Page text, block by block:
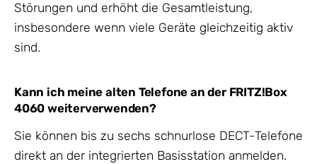
Störungen und erhöht die Gesamtleistung,
insbesondere wenn viele Geräte gleichzeitig aktiv
sind.
Kann ich meine alten Telefone an der FRITZ!Box
4060 weiterverwenden?
Sie können bis zu sechs schnurlose DECT-Telefone
direkt an der integrierten Basisstation anmelden.